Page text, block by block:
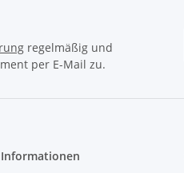
regelmäßig und
per E-Mail zu.